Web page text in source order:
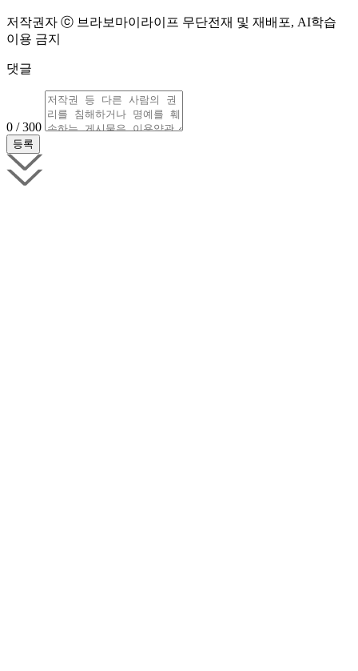
저작권자 ⓒ 브라보마이라이프 무단전재 및 재배포, AI학습
이용 금지
댓글
0 / 300